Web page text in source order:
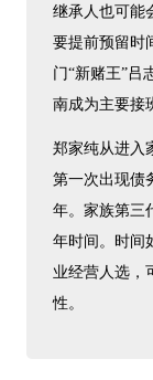
继承人也可能
要提前预留时
门“新赌王”吕
南成为主要接
郑家纯从进入
第一次出现债
年。家族第三
年时间。时间
业经营人选，
性。